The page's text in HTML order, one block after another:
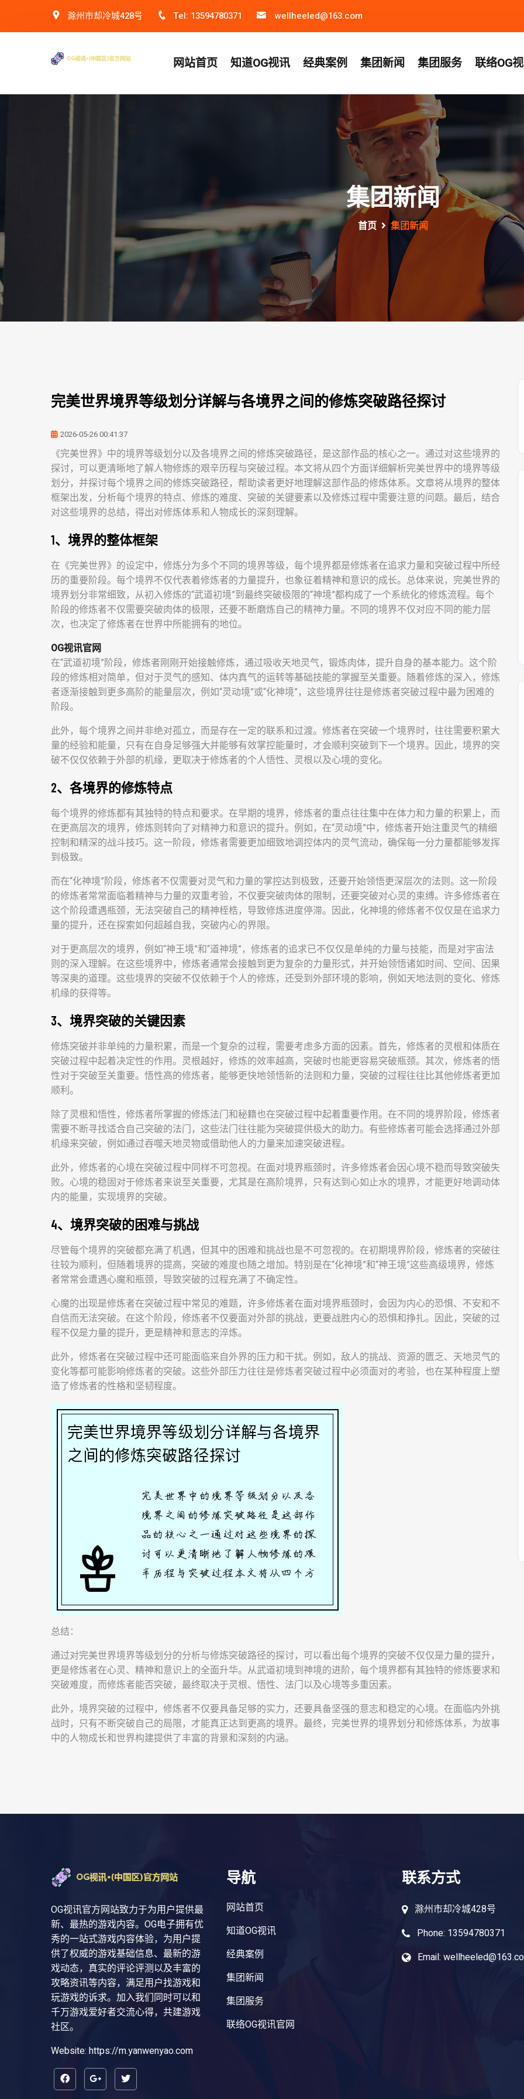
滁州市却冷城428号 Tel: 13594780371 wellheeled@163.com
网站首页 知道OG视讯 经典案例 集团新闻 集团服务 联络OG
集团新闻
首页 集团新闻
完美世界境界等级划分详解与各境界之间的修炼突破路径探讨
2026-05-26 00:41:37
《完美世界》中的境界等级划分以及各境界之间的修炼突破路径，是这部作品的核心之一。通过对这些境界的
探讨，可以更清晰地了解人物修炼的艰辛历程与突破过程。本文将从四个方面详细解析完美世界中的境界等级
划分，并探讨每个境界之间的修炼突破路径，帮助读者更好地理解这部作品的修炼体系。文章将从境界的整体
框架出发，分析每个境界的特点、修炼的难度、突破的关键要素以及修炼过程中需要注意的问题。最后，结合
对这些境界的总结，得出对修炼体系和人物成长的深刻理解。
1、境界的整体框架
在《完美世界》的设定中，修炼分为多个不同的境界等级，每个境界都是修炼者在追求力量和突破过程中所经
历的重要阶段。每个境界不仅代表着修炼者的力量提升，也象征着精神和意识的成长。总体来说，完美世界的
境界划分非常细致，从初入修炼的“武道初境”到最终突破极限的“神境”都构成了一个系统化的修炼流程。每个
阶段的修炼者不仅需要突破肉体的极限，还要不断磨炼自己的精神力量。不同的境界不仅对应不同的能力层
次，也决定了修炼者在世界中所能拥有的地位。
OG视讯官网
在“武道初境”阶段，修炼者刚刚开始接触修炼，通过吸收天地灵气，锻炼肉体，提升自身的基本能力。这个阶
段的修炼相对简单，但对于灵气的感知、体内真气的运转等基础技能的掌握至关重要。随着修炼的深入，修炼
者逐渐接触到更多高阶的能量层次，例如“灵动境”或“化神境”，这些境界往往是修炼者突破过程中最为困难的
阶段。
此外，每个境界之间并非绝对孤立，而是存在一定的联系和过渡。修炼者在突破一个境界时，往往需要积累大
量的经验和能量，只有在自身足够强大并能够有效掌控能量时，才会顺利突破到下一个境界。因此，境界的突
破不仅仅依赖于外部的机缘，更取决于修炼者的个人悟性、灵根以及心境的变化。
2、各境界的修炼特点
每个境界的修炼都有其独特的特点和要求。在早期的境界，修炼者的重点往往集中在体力和力量的积累上，而
在更高层次的境界，修炼则转向了对精神力和意识的提升。例如，在“灵动境”中，修炼者开始注重灵气的精细
控制和精深的战斗技巧。这一阶段，修炼者需要更加细致地调控体内的灵气流动，确保每一分力量都能够发挥
到极致。
而在“化神境”阶段，修炼者不仅需要对灵气和力量的掌控达到极致，还要开始领悟更深层次的法则。这一阶段
的修炼者常常面临着精神与力量的双重考验，不仅要突破肉体的限制，还要突破对心灵的束缚。许多修炼者在
这个阶段遭遇瓶颈，无法突破自己的精神桎梏，导致修炼进度停滞。因此，化神境的修炼者不仅仅是在追求力
量的提升，还在探索如何超越自我，突破内心的界限。
对于更高层次的境界，例如“神王境”和“道神境”，修炼者的追求已不仅仅是单纯的力量与技能，而是对宇宙法
则的深入理解。在这些境界中，修炼者通常会接触到更为复杂的力量形式，并开始领悟诸如时间、空间、因果
等深奥的道理。这些境界的突破不仅依赖于个人的修炼，还受到外部环境的影响，例如天地法则的变化、修炼
机缘的获得等。
3、境界突破的关键因素
修炼突破并非单纯的力量积累，而是一个复杂的过程，需要考虑多方面的因素。首先，修炼者的灵根和体质在
突破过程中起着决定性的作用。灵根越好，修炼的效率越高，突破时也能更容易突破瓶颈。其次，修炼者的悟
性对于突破至关重要。悟性高的修炼者，能够更快地领悟新的法则和力量，突破的过程往往比其他修炼者更加
顺利。
除了灵根和悟性，修炼者所掌握的修炼法门和秘籍也在突破过程中起着重要作用。在不同的境界阶段，修炼者
需要不断寻找适合自己突破的法门，这些法门往往能为突破提供极大的助力。有些修炼者可能会选择通过外部
机缘来突破，例如通过吞噬天地灵物或借助他人的力量来加速突破进程。
此外，修炼者的心境在突破过程中同样不可忽视。在面对境界瓶颈时，许多修炼者会因心境不稳而导致突破失
败。心境的稳固对于修炼者来说至关重要，尤其是在高阶境界，只有达到心如止水的境界，才能更好地调动体
内的能量，实现境界的突破。
4、境界突破的困难与挑战
尽管每个境界的突破都充满了机遇，但其中的困难和挑战也是不可忽视的。在初期境界阶段，修炼者的突破往
往较为顺利，但随着境界的提高，突破的难度也随之增加。特别是在“化神境”和“神王境”这些高级境界，修炼
者常常会遭遇心魔和瓶颈，导致突破的过程充满了不确定性。
心魔的出现是修炼者在突破过程中常见的难题，许多修炼者在面对境界瓶颈时，会因为内心的恐惧、不安和不
自信而无法突破。在这个阶段，修炼者不仅要面对外部的挑战，更要战胜内心的恐惧和挣扎。因此，突破的过
程不仅是力量的提升，更是精神和意志的淬炼。
此外，修炼者在突破过程中还可能面临来自外界的压力和干扰。例如，敌人的挑战、资源的匮乏、天地灵气的
变化等都可能影响修炼者的突破。这些外部压力往往是修炼者突破过程中必须面对的考验，也在某种程度上塑
造了修炼者的性格和坚韧程度。
总结：
通过对完美世界境界等级划分的分析与修炼突破路径的探讨，可以看出每个境界的突破不仅仅是力量的提升，
更是修炼者在心灵、精神和意识上的全面升华。从武道初境到神境的进阶，每个境界都有其独特的修炼要求和
突破难度，而修炼者能否突破，最终取决于灵根、悟性、法门以及心境等多重因素。
此外，境界突破的过程中，修炼者不仅要具备足够的实力，还要具备坚强的意志和稳定的心境。在面临内外挑
战时，只有不断突破自己的局限，才能真正达到更高的境界。最终，完美世界的境界划分和修炼体系，为故事
中的人物成长和世界构建提供了丰富的背景和深刻的内涵。
OG视讯官方网站致力于为用户提供最
新、最热的游戏内容。OG电子拥有优
秀的一站式游戏内容体验，为用户提
供了权威的游戏基础信息、最新的游
戏动态，真实的评论评测以及丰富的
攻略资讯等内容，满足用户找游戏和
玩游戏的诉求。加入我们同时可以和
千万游戏爱好者交流心得，共建游戏
社区。
Website: https://m.yanwenyao.com
导航
网站首页
知道OG视讯
经典案例
集团新闻
集团服务
联络OG视讯官网
联系方式
滁州市却冷城428号
Phone: 13594780371
Email: